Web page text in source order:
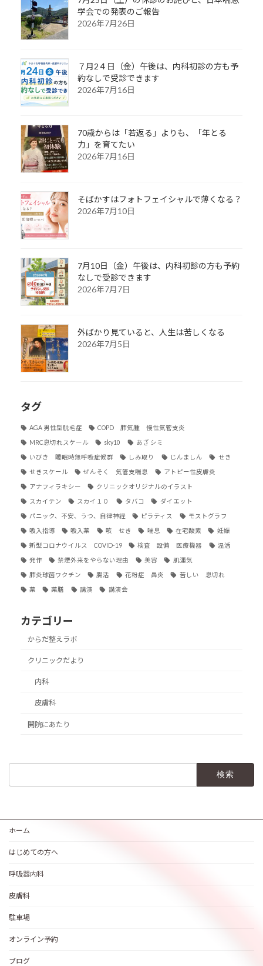
学会での発表のご報告
2026年7月26日
７月2４日（金）午後は、内科初診の方も予
約なしで受診できます
2026年7月16日
70歳からは「若返る」よりも、「年とる
力」を育てたい
2026年7月16日
そばかすはフォトフェイシャルで薄くなる？
2026年7月10日
7月10日（金）午後は、内科初診の方も予約
なしで受診できます
2026年7月7日
外ばかり見ていると、人生は苦しくなる
2026年7月5日
タグ
AGA 男性型脱毛症 COPD 肺気腫 慢性気管支炎
MRC息切れスケール sky10 あざ シミ
いびき 睡眠時無呼吸症候群 しみ取り じんましん せき
せきスケール ぜんそく 気管支喘息 アトピー性皮膚炎
アナフィラキシー クリニックオリジナルのイラスト
スカイテン スカイ１０ タバコ ダイエット
パニック、不安、うつ、自律神経 ピラティス モストグラフ
吸入指導 吸入薬 咳 せき 喘息 在宅酸素 妊娠
新型コロナウイルス COVID-19 検査 設備 医療機器 温活
発作 禁煙外来をやらない理由 美容 肌運気
肺炎球菌ワクチン 腸活 花粉症 鼻炎 苦しい 息切れ
薬 薬膳 講演 講演会
カテゴリー
からだ整えラボ
クリニックだより
内科
皮膚科
開院にあたり
ホーム
はじめての方へ
呼吸器内科
皮膚科
駐車場
オンライン予約
ブログ